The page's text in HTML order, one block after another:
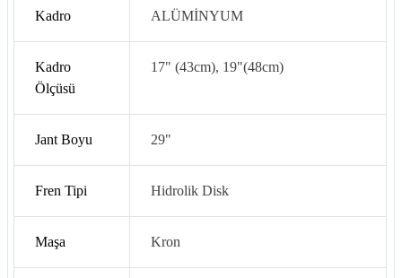
Kadro ALÜMİNYUM
Kadro
Ölçüsü
17" (43cm), 19"(48cm)
Jant Boyu 29"
Fren Tipi Hidrolik Disk
Maşa Kron